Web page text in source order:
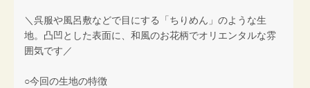
＼呉服や風呂敷などで目にする「ちりめん」のような生
地。凸凹とした表面に、和風のお花柄でオリエンタルな雰
囲気です／
○今回の生地の特徴